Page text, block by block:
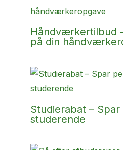
Håndværkertilbud
på din
Studierabat –
studerende